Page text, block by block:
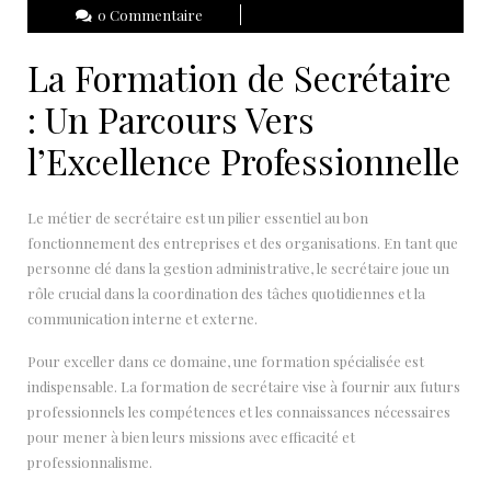
0 Commentaire
La Formation de Secrétaire
: Un Parcours Vers
l’Excellence Professionnelle
Le métier de secrétaire est un pilier essentiel au bon
fonctionnement des entreprises et des organisations. En tant que
personne clé dans la gestion administrative, le secrétaire joue un
rôle crucial dans la coordination des tâches quotidiennes et la
communication interne et externe.
Pour exceller dans ce domaine, une formation spécialisée est
indispensable. La formation de secrétaire vise à fournir aux futurs
professionnels les compétences et les connaissances nécessaires
pour mener à bien leurs missions avec efficacité et
professionnalisme.